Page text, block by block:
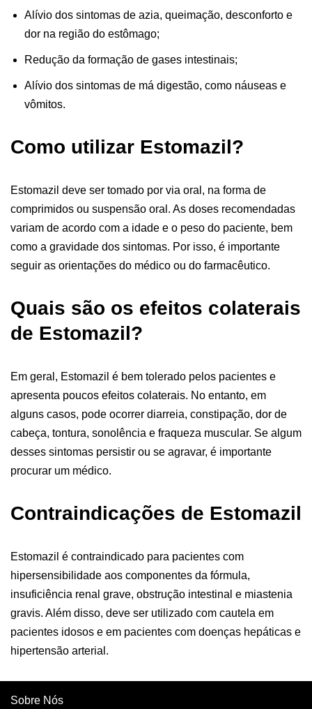
Alívio dos sintomas de azia, queimação, desconforto e
dor na região do estômago;
Redução da formação de gases intestinais;
Alívio dos sintomas de má digestão, como náuseas e
vômitos.
Como utilizar Estomazil?
Estomazil deve ser tomado por via oral, na forma de
comprimidos ou suspensão oral. As doses recomendadas
variam de acordo com a idade e o peso do paciente, bem
como a gravidade dos sintomas. Por isso, é importante
seguir as orientações do médico ou do farmacêutico.
Quais são os efeitos colaterais
de Estomazil?
Em geral, Estomazil é bem tolerado pelos pacientes e
apresenta poucos efeitos colaterais. No entanto, em
alguns casos, pode ocorrer diarreia, constipação, dor de
cabeça, tontura, sonolência e fraqueza muscular. Se algum
desses sintomas persistir ou se agravar, é importante
procurar um médico.
Contraindicações de Estomazil
Estomazil é contraindicado para pacientes com
hipersensibilidade aos componentes da fórmula,
insuficiência renal grave, obstrução intestinal e miastenia
gravis. Além disso, deve ser utilizado com cautela em
pacientes idosos e em pacientes com doenças hepáticas e
hipertensão arterial.
Sobre Nós